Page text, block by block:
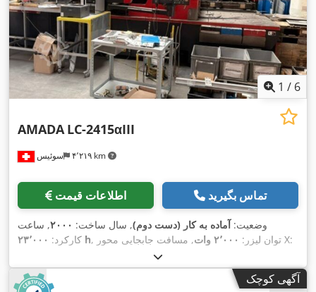
1 / 6
سوئیس ۴٬۲۱۹ km
AMADA LC-2415αIII
اطلاعات قیمت تماس بگیرید
وضعیت:آماده به کار (دست دوم), سال ساخت: ۲۰۰۰, ساعت
کارکرد: ۲۳٬۰۰۰ h , توان لیزر: ۲٬۰۰۰ وات
, مسافت جابجایی محور X:
۲٬۵۲۰ میلی‌متر
حرکت محور Z:
۳۰۰ میلی‌متر, وزن کل:۶٬۵۰۰ کیلوگرم
, تعداد محور:
۳, آگهی کوچک